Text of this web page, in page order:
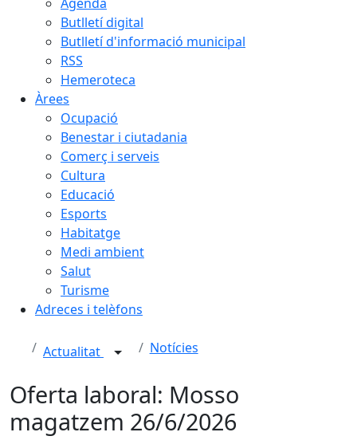
Butlletí digital
Butlletí d'informació municipal
RSS
Hemeroteca
Àrees
Ocupació
Benestar i ciutadania
Comerç i serveis
Cultura
Educació
Esports
Habitatge
Medi ambient
Salut
Turisme
Adreces i telèfons
Actualitat Notícies
Oferta laboral: Mosso
magatzem 26/6/2026